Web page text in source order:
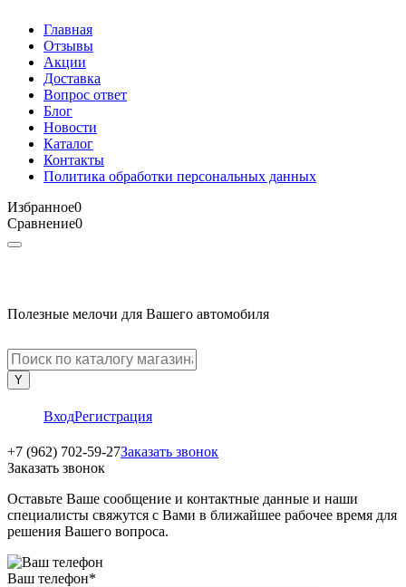
Главная
Отзывы
Акции
Доставка
Вопрос ответ
Блог
Новости
Каталог
Контакты
Политика обработки персональных данных
Избранное0
Сравнение0
Полезные мелочи для Вашего автомобиля
ВходРегистрация
+7 (962) 702-59-27Заказать звонок
Заказать звонок
Оставьте Ваше сообщение и контактные данные и наши
специалисты свяжутся с Вами в ближайшее рабочее время для
решения Вашего вопроса.
Ваш телефон*